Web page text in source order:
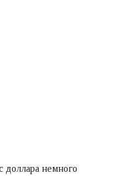
доллара немного